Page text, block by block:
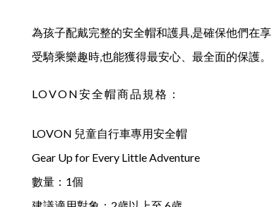
為孩子配戴完整的安全帽和護具,是確保他們在享
受騎乘樂趣時,也能獲得最安心、最全面的保護。
LOVON安全帽商品規格：
LOVON 兒童自行車專用安全帽
Gear Up for Every Little Adventure
數量：1個